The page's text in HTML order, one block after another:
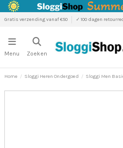
Gratis verzending vanaf €50 ✓ 100 dagen
Menu Zoeken
Home Sloggi Heren Ondergoed Sloggi Men